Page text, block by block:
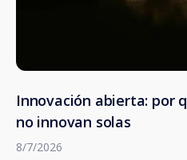
Innovación abierta: por
no innovan solas
8/7/2026